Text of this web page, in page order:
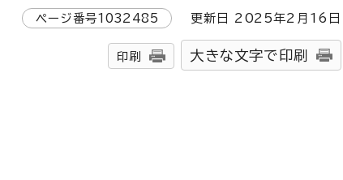
ページ番号1032485 更新日 2025年2月 16 日
印刷 大きな文字で印刷